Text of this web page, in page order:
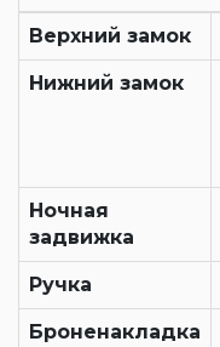
Верхний замок
Нижний замок
Ночная
задвижка
Ручка
Броненакладка